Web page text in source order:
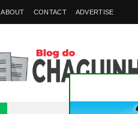
ABOUT CONTACT ADVERTISE